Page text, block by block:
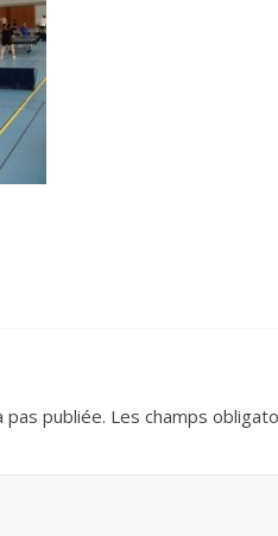
publiée. Les champs